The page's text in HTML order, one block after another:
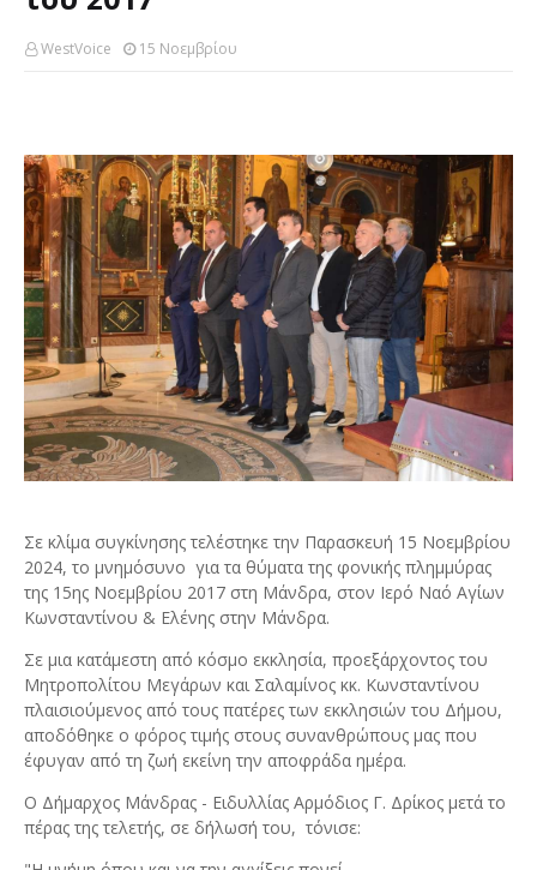
WestVoice 15 Νοεμβρίου
Σε κλίμα συγκίνησης τελέστηκε την Παρασκευή 15 Νοεμβρίου
2024, το μνημόσυνο για τα θύματα της φονικής πλημμύρας
της 15ης Νοεμβρίου 2017 στη Μάνδρα, στον Ιερό Ναό Αγίων
Κωνσταντίνου & Ελένης στην Μάνδρα.
Σε μια κατάμεστη από κόσμο εκκλησία, προεξάρχοντος του
Μητροπολίτου Μεγάρων και Σαλαμίνος κκ. Κωνσταντίνου
πλαισιούμενος από τους πατέρες των εκκλησιών του Δήμου,
αποδόθηκε ο φόρος τιμής στους συνανθρώπους μας που
έφυγαν από τη ζωή εκείνη την αποφράδα ημέρα.
Ο Δήμαρχος Μάνδρας - Ειδυλλίας Αρμόδιος Γ. Δρίκος μετά το
πέρας της τελετής, σε δήλωσή του, τόνισε: